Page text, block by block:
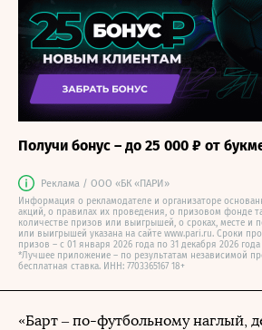
Получи бонус – до 25 000 ₽ от
Реклама / ООО «БК «ПАРИ»
Информация о рекламодателе и организаторе
акций, о правилах их проведения, о призовом фонде
количестве призов или выигрышей, о сроках, месте и
или выигрышей указана на сайте www.pari.ru. Сроки
призов – с 01 января 2026 года по 31 декабря 2026
*Лучшее приложение – по результатам независимой
бесплатная ставка. ИНН: 7703365167 18+
«Барт – по-футбольному наглый,